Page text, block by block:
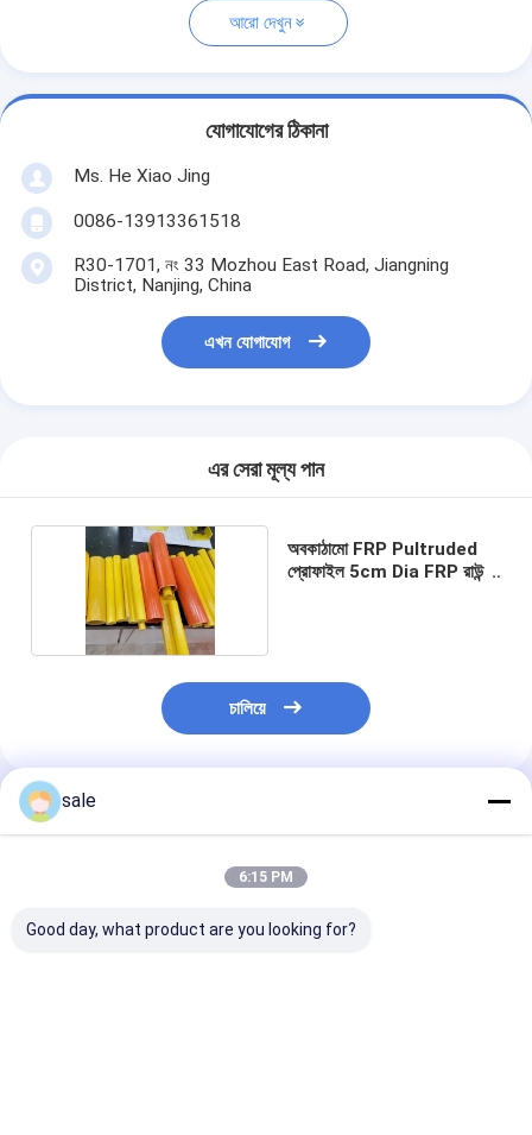
আরো দেখুন
যোগাযোগের ঠিকানা
Ms. He Xiao Jing
0086-13913361518
R30-1701, নং 33 Mozhou East Road, Jiangning
District, Nanjing, China
এখন যোগাযোগ
এর সেরা মূল্য পান
অবকাঠামো FRP Pultruded
প্রোফাইল 5cm Dia FRP রাউন্ড
চালিয়ে
প্রস্তাবিত পণ্য
sale
6:15 PM
Good day, what product are you looking for?